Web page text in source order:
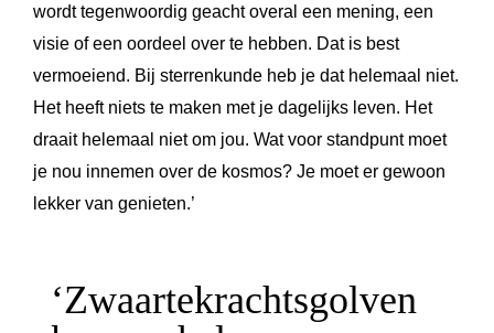
wordt tegenwoordig geacht overal een mening, een
visie of een oordeel over te hebben. Dat is best
vermoeiend. Bij sterrenkunde heb je dat helemaal niet.
Het heeft niets te maken met je dagelijks leven. Het
draait helemaal niet om jou. Wat voor standpunt moet
je nou innemen over de kosmos? Je moet er gewoon
lekker van genieten.’
‘Zwaartekrachtsgolven